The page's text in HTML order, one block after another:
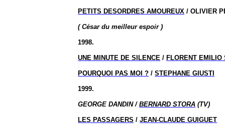
PETITS DESORDRES AMOUREUX / OLIVIER
( César du meilleur espoir )
1998.
UNE MINUTE DE SILENCE / FLORENT EMILIO
POURQUOI PAS MOI ? /STEPHANE GIUSTI
1999.
GEORGE DANDIN /BERNARD STORA (TV)
LES PASSAGERS /JEAN-CLAUDE GUIGUET